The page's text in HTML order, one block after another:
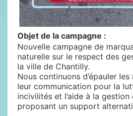
Objet de la campagne :
Nouvelle campagne de
naturelle sur le respect des
la ville de Chantilly.
Nous continuons d’épauler
leur communication pour la
incivilités et l’aide à la
proposant un support